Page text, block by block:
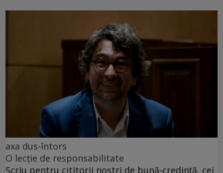
axa dus-întors
O lecție de responsabilitate
Scriu pentru cititorii noștri de bună-credință, cei